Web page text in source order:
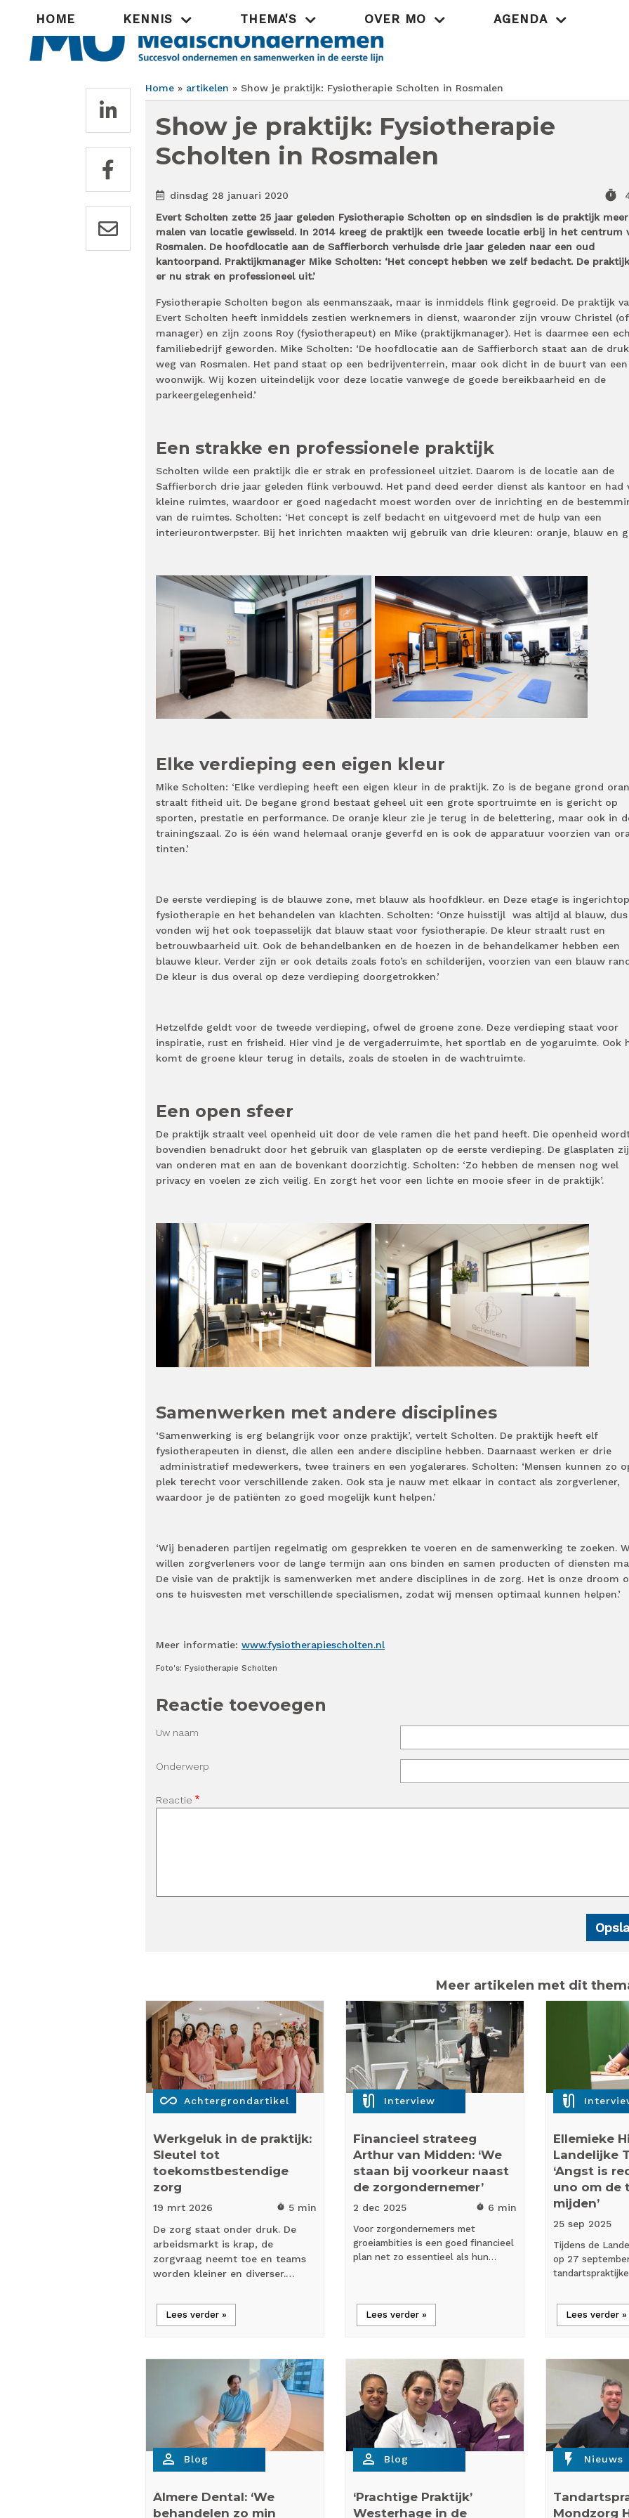
Hoofdnavigatie
HOME KENNIS THEMA'S OVER MO AGENDA
Home artikelen Show je praktijk: Fysiotherapie Scholten in Rosmalen
Show je praktijk: Fysiotherapie
Scholten in Rosmalen
dinsdag 28 januari 2020 timer
Evert Scholten zette 25 jaar geleden Fysiotherapie Scholten op en sindsdien is de praktijk
malen van locatie gewisseld. In 2014 kreeg de praktijk een tweede locatie erbij in het centrum
Rosmalen. De hoofdlocatie aan de Saffierborch verhuisde drie jaar geleden naar een oud
kantoorpand. Praktijkmanager Mike Scholten: ‘Het concept hebben we zelf bedacht. De
er nu strak en professioneel uit.’
Fysiotherapie Scholten begon als eenmanszaak, maar is inmiddels flink gegroeid. De praktijk
Evert Scholten heeft inmiddels zestien werknemers in dienst, waaronder zijn vrouw Christel
manager) en zijn zoons Roy (fysiotherapeut) en Mike (praktijkmanager). Het is daarmee een
familiebedrijf geworden. Mike Scholten: ‘De hoofdlocatie aan de Saffierborch staat aan de
weg van Rosmalen. Het pand staat op een bedrijventerrein, maar ook dicht in de buurt van een
woonwijk. Wij kozen uiteindelijk voor deze locatie vanwege de goede bereikbaarheid en de
parkeergelegenheid.’
Een strakke en professionele praktijk
Scholten wilde een praktijk die er strak en professioneel uitziet. Daarom is de locatie aan de
Saffierborch drie jaar geleden flink verbouwd. Het pand deed eerder dienst als kantoor en had
kleine ruimtes, waardoor er goed nagedacht moest worden over de inrichting en de
van de ruimtes. Scholten: ‘Het concept is zelf bedacht en uitgevoerd met de hulp van een
interieurontwerpster. Bij het inrichten maakten wij gebruik van drie kleuren: oranje, blauw en
Elke verdieping een eigen kleur
Mike Scholten: ‘Elke verdieping heeft een eigen kleur in de praktijk. Zo is de begane grond
straalt fitheid uit. De begane grond bestaat geheel uit een grote sportruimte en is gericht op
sporten, prestatie en performance. De oranje kleur zie je terug in de belettering, maar ook in
trainingszaal. Zo is één wand helemaal oranje geverfd en is ook de apparatuur voorzien van
tinten.’
De eerste verdieping is de blauwe zone, met blauw als hoofdkleur. en Deze etage is ingerichtop
fysiotherapie en het behandelen van klachten. Scholten: ‘Onze huisstijl was altijd al blauw, dus
vonden wij het ook toepasselijk dat blauw staat voor fysiotherapie. De kleur straalt rust en
betrouwbaarheid uit. Ook de behandelbanken en de hoezen in de behandelkamer hebben een
blauwe kleur. Verder zijn er ook details zoals foto’s en schilderijen, voorzien van een blauw
De kleur is dus overal op deze verdieping doorgetrokken.’
Hetzelfde geldt voor de tweede verdieping, ofwel de groene zone. Deze verdieping staat voor
inspiratie, rust en frisheid. Hier vind je de vergaderruimte, het sportlab en de yogaruimte. Ook
komt de groene kleur terug in details, zoals de stoelen in de wachtruimte.
Een open sfeer
De praktijk straalt veel openheid uit door de vele ramen die het pand heeft. Die openheid
bovendien benadrukt door het gebruik van glasplaten op de eerste verdieping. De glasplaten
van onderen mat en aan de bovenkant doorzichtig. Scholten: ‘Zo hebben de mensen nog wel
privacy en voelen ze zich veilig. En zorgt het voor een lichte en mooie sfeer in de praktijk’.
Samenwerken met andere disciplines
‘Samenwerking is erg belangrijk voor onze praktijk’, vertelt Scholten. De praktijk heeft elf
fysiotherapeuten in dienst, die allen een andere discipline hebben. Daarnaast werken er drie
administratief medewerkers, twee trainers en een yogalerares. Scholten: ‘Mensen kunnen zo
plek terecht voor verschillende zaken. Ook sta je nauw met elkaar in contact als zorgverlener,
waardoor je de patiënten zo goed mogelijk kunt helpen.’
‘Wij benaderen partijen regelmatig om gesprekken te voeren en de samenwerking te zoeken.
willen zorgverleners voor de lange termijn aan ons binden en samen producten of diensten
De visie van de praktijk is samenwerken met andere disciplines in de zorg. Het is onze droom
ons te huisvesten met verschillende specialismen, zodat wij mensen optimaal kunnen helpen.’
Meer informatie: www.fysiotherapiescholten.nl
Foto's: Fysiotherapie Scholten
Reactie toevoegen
Uw naam
Onderwerp
Reactie
Meer artikelen met dit
all_inclusive Achtergrondartikel
Werkgeluk in de praktijk:
Sleutel tot
toekomstbestendige
zorg
19 mrt 2026 timer 5 min
De zorg staat onder druk. De
arbeidsmarkt is krap, de
zorgvraag neemt toe en teams
worden kleiner en diverser.…
Lees verder »
mic_external_on Interview
Financieel strateeg
Arthur van Midden: ‘We
staan bij voorkeur naast
de zorgondernemer’
2 dec 2025 timer 6 min
Voor zorgondernemers met
groeiambities is een goed financieel
plan net zo essentieel als hun…
Lees verder »
mic_external_on
Ellemieke
Landelijke
‘Angst is
uno om de
mijden’
25 sep 2025
Tijdens de
op 27
Lees verder »
person_outline Blog
Almere Dental: ‘We
behandelen zo min
person_outline Blog
‘Prachtige Praktijk’
Westerhage in de
flash_on Nieuws
Mondzorg